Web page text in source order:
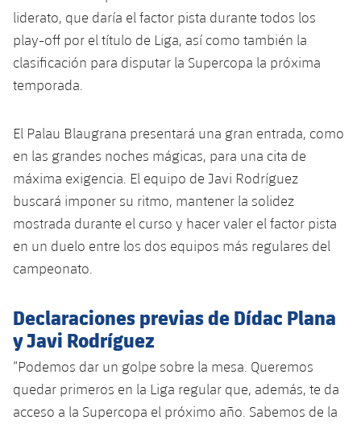
Palmarés
Historia
Alevín
Calendario
Entradas
Resultados
Clasificaciones
Jugadores
Fotos
Historia
Actualidad
Calendario
Jugadores
Clasificaciones
Base
plusicon
más
Actualidad
Junior
Juvenil
Infantil
Alevín
Campus Verano
Información general
plusicon
más
Noticias
Atletismo
plusicon
más
Actualidad
Masculino
Femenino
Baloncesto en silla de ruedas
plusicon
más
Actualidad
Jugadores
Calendario
Resultados
Actualidad
Jugadores
Calendario
Hockey hierba
plusicon
más
Noticias
Hockey Hierba Masculino
Patinaje artístico
Actualidad
Escuela de Patinaje
liderato, que daría el factor pista durante todos los
play-off por el título de Liga, así como también la
clasificación para disputar la Supercopa la próxima
temporada.
El Palau Blaugrana presentará una gran entrada, como
en las grandes noches mágicas, para una cita de
máxima exigencia. El equipo de Javi Rodríguez
buscará imponer su ritmo, mantener la solidez
mostrada durante el curso y hacer valer el factor pista
en un duelo entre los dos equipos más regulares del
campeonato.
Declaraciones previas de Dídac Plana
y Javi Rodríguez
“Podemos dar un golpe sobre la mesa. Queremos
quedar primeros en la Liga regular que, además, te da
acceso a la Supercopa el próximo año. Sabemos de la